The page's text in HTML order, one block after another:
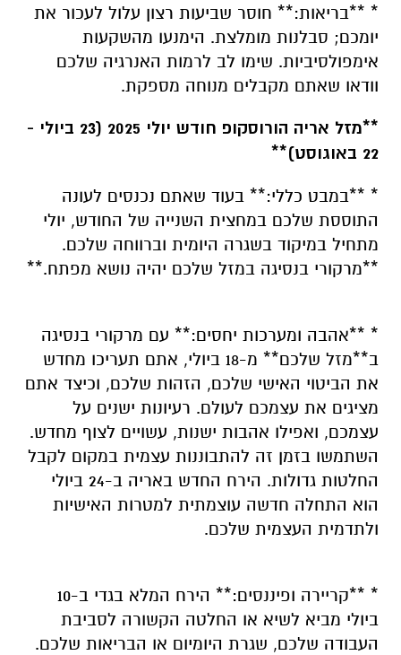
* **בריאות:** חוסר שביעות רצון עלול לעכור את
יומכם; סבלנות מומלצת. הימנעו מהשקעות
אימפולסיביות. שימו לב לרמות האנרגיה שלכם
וודאו שאתם מקבלים מנוחה מספקת.
**מזל אריה הורוסקופ חודש יולי 2025 (23 ביולי -
22 באוגוסט)**
* **במבט כללי:** בעוד שאתם נכנסים לעונה
התוססת שלכם במחצית השנייה של החודש, יולי
מתחיל במיקוד בשגרה היומית וברווחה שלכם.
**מרקורי בנסיגה במזל שלכם יהיה נושא מפתח.**
* **אהבה ומערכות יחסים:** עם מרקורי בנסיגה
ב**מזל שלכם** מ-18 ביולי, אתם תעריכו מחדש
את הביטוי האישי שלכם, הזהות שלכם, וכיצד אתם
מציגים את עצמכם לעולם. רעיונות ישנים על
עצמכם, ואפילו אהבות ישנות, עשויים לצוף מחדש.
השתמשו בזמן זה להתבוננות עצמית במקום לקבל
החלטות גדולות. הירח החדש באריה ב-24 ביולי
הוא התחלה חדשה עוצמתית למטרות האישיות
ולתדמית העצמית שלכם.
* **קריירה ופיננסים:** הירח המלא בגדי ב-10
ביולי מביא לשיא או החלטה הקשורה לסביבת
העבודה שלכם, שגרת היומיום או הבריאות שלכם.